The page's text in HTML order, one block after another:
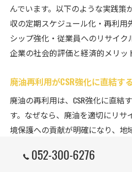
んでいます。以下のような実践策
収の定期スケジュール化・再利用
シップ強化・従業員へのリサイク
企業の社会的評価と経済的メリッ
廃油再利用がCSR強化に直結す
廃油の再利用は、CSR強化に直結
す。なぜなら、廃油を適切にリサ
境保護への貢献が明確になり、地
上するためです。愛知県では、廃
換する事業者の増加が見られます
052-300-6276